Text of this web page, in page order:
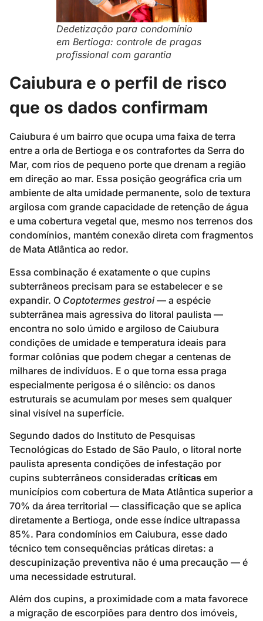
Dedetização para condomínio
em Bertioga: controle de pragas
profissional com garantia
Caiubura e o perfil de risco
que os dados confirmam
Caiubura é um bairro que ocupa uma faixa de terra
entre a orla de Bertioga e os contrafortes da Serra do
Mar, com rios de pequeno porte que drenam a região
em direção ao mar. Essa posição geográfica cria um
ambiente de alta umidade permanente, solo de textura
argilosa com grande capacidade de retenção de água
e uma cobertura vegetal que, mesmo nos terrenos dos
condomínios, mantém conexão direta com fragmentos
de Mata Atlântica ao redor.
Essa combinação é exatamente o que cupins
subterrâneos precisam para se estabelecer e se
expandir. O Coptotermes gestroi— a espécie
subterrânea mais agressiva do litoral paulista —
encontra no solo úmido e argiloso de Caiubura
condições de umidade e temperatura ideais para
formar colônias que podem chegar a centenas de
milhares de indivíduos. E o que torna essa praga
especialmente perigosa é o silêncio: os danos
estruturais se acumulam por meses sem qualquer
sinal visível na superfície.
Segundo dados do Instituto de Pesquisas
Tecnológicas do Estado de São Paulo, o litoral norte
paulista apresenta condições de infestação por
cupins subterrâneos consideradas críticas em
municípios com cobertura de Mata Atlântica superior a
70% da área territorial — classificação que se aplica
diretamente a Bertioga, onde esse índice ultrapassa
85%. Para condomínios em Caiubura, esse dado
técnico tem consequências práticas diretas: a
descupinização preventiva não é uma precaução — é
uma necessidade estrutural.
Além dos cupins, a proximidade com a mata favorece
a migração de escorpiões para dentro dos imóveis,